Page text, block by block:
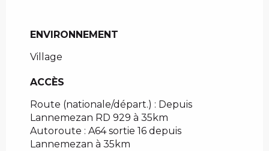
ENVIRONNEMENT
ENVIRONNEMENT
Village
ACCÈS
ACCÈS
Route (nationale/départ.) : Depuis
Lannemezan RD 929 à 35km
Autoroute : A64 sortie 16 depuis
Lannemezan à 35km